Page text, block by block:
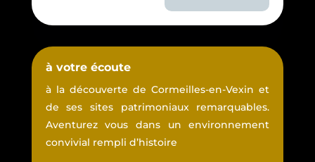
à votre écoute
à la découverte de Cormeilles-en-Vexin et
de ses sites patrimoniaux remarquables.
Aventurez vous dans un environnement
convivial rempli d’histoire